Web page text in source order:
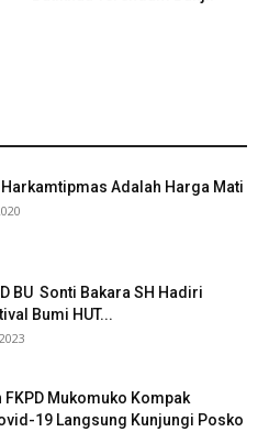
Adalah Harga Mati
BU Sonti Bakara SH Hadiri
Bumi HUT...
FKPD Mukomuko Kompak
19 Langsung Kunjungi Posko